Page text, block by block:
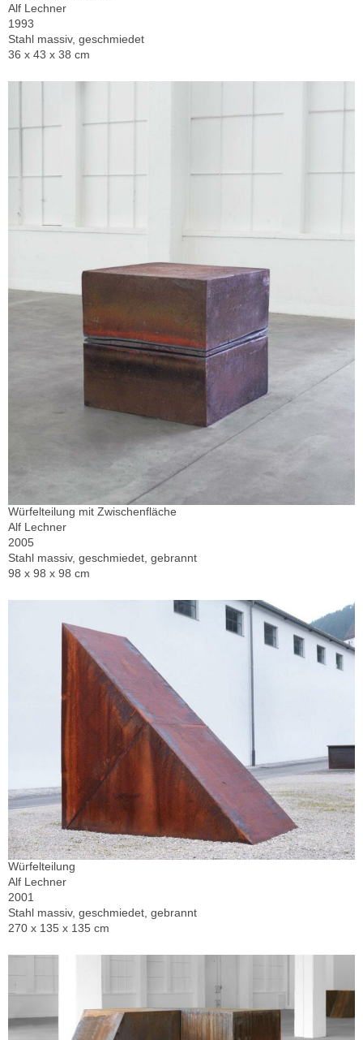
Alf Lechner
1993
Stahl massiv, geschmiedet
36 x 43 x 38 cm
Würfelteilung mit Zwischenfläche
Alf Lechner
2005
Stahl massiv, geschmiedet, gebrannt
98 x 98 x 98 cm
Würfelteilung
Alf Lechner
2001
Stahl massiv, geschmiedet, gebrannt
270 x 135 x 135 cm